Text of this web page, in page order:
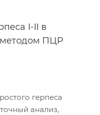
I-II в
методом ПЦР
герпеса
анализ,